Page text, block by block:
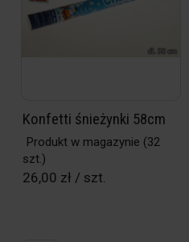
Konfetti śnieżynki 58cm
Produkt w magazynie (32
szt.)
26,00 zł / szt.